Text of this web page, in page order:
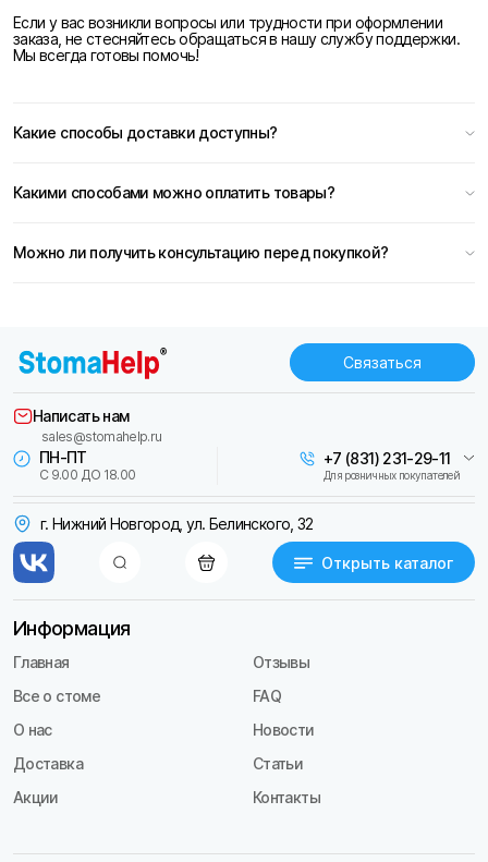
Если у вас возникли вопросы или трудности при оформлении
заказа, не стесняйтесь обращаться в нашу службу поддержки.
Мы всегда готовы помочь!
Какие способы доставки доступны?
Какими способами можно оплатить товары?
Можно ли получить консультацию перед покупкой?
Связаться
г. Нижний Новгород, ул. Белинского, 32
Открыть каталог
ПН-ПТ
С 9.00 ДО 18.00
+7 (831) 231-29-11
Для розничных покупателей
Написать нам
sales@stomahelp.ru
Информация
Главная
Все о стоме
О нас
Доставка
Акции
Отзывы
FAQ
Новости
Статьи
Контакты